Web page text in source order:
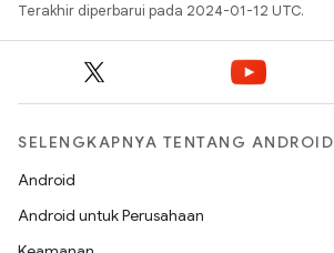
Terakhir diperbarui pada 2024-01-12 UTC.
SELENGKAPNYA TENTANG ANDROID
Android
Android untuk Perusahaan